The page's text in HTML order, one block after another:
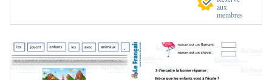
aux
membres